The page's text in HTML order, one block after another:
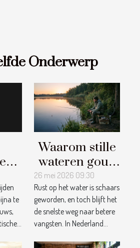
Onderwerp
te
Waarom stille
wateren goud
waard zijn
voor
hengelsporters
26 mei 2026 09:30
Rust op het water is schaars
geworden, en toch blijft het
de snelste weg naar betere
vangsten. In Nederland...